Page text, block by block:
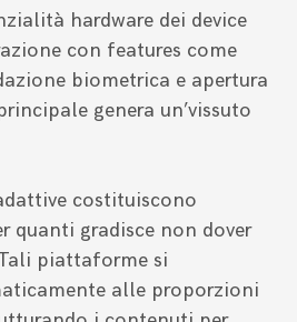
hardware dei device
con features come
biometrica e apertura
genera un’vissuto
costituiscono
quanti gradisce non dover
piattaforme si
alle proporzioni